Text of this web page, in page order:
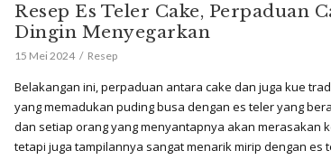
Resep Es Teler Cake, Perpaduan
Dingin Menyegarkan
15 Mei 2024 Resep
Belakangan ini, perpaduan antara cake dan juga kue
yang memadukan puding busa dengan es teler yang
dan setiap orang yang menyantapnya akan merasakan
tetapi juga tampilannya sangat menarik mirip dengan es